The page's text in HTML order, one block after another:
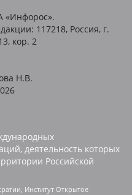
«Инфорос».
117218, Россия, г.
кор. 2
Н.В.
деятельность которых
Российской
Институт Открытое